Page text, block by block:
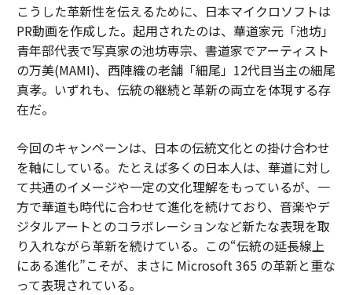
こうした革新性を伝えるために、日本マイクロソフトは
PR動画を作成した。起用されたのは、華道家元「池坊」
青年部代表で写真家の池坊専宗、書道家でアーティスト
の万美(MAMI)、西陣織の老舗「細尾」12代目当主の細尾
真孝。いずれも、伝統の継続と革新の両立を体現する存
在だ。
今回のキャンペーンは、日本の伝統文化との掛け合わせ
を軸にしている。たとえば多くの日本人は、華道に対し
て共通のイメージや一定の文化理解をもっているが、一
方で華道も時代に合わせて進化を続けており、音楽やデ
ジタルアートとのコラボレーションなど新たな表現を取
り入れながら革新を続けている。この“伝統の延長線上
にある進化”こそが、まさに Microsoft 365 の革新と重な
って表現されている。